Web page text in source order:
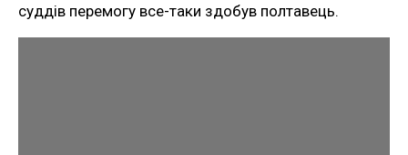
суддів перемогу все-таки здобув полтавець.